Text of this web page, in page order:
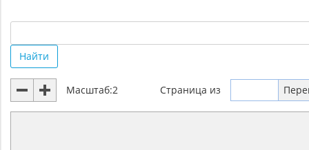
Найти
Масштаб:2 Страница из